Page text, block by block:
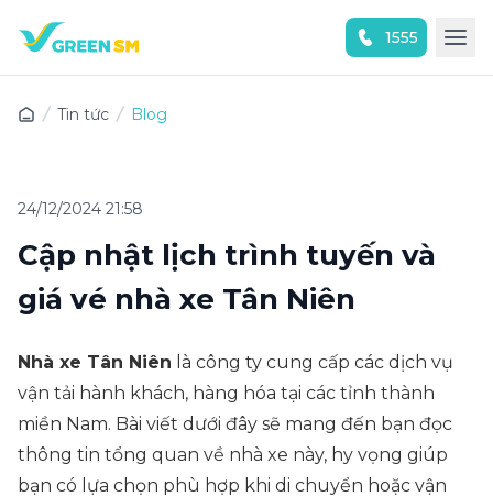
1555
Tin tức Blog
24/12/2024 21:58
Cập nhật lịch trình tuyến và
giá vé nhà xe Tân Niên
Nhà xe Tân Niên là công ty cung cấp các dịch vụ
vận tải hành khách, hàng hóa tại các tỉnh thành
miền Nam. Bài viết dưới đây sẽ mang đến bạn đọc
thông tin tổng quan về nhà xe này, hy vọng giúp
bạn có lựa chọn phù hợp khi di chuyển hoặc vận